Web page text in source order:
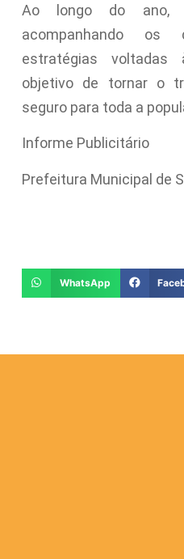
Ao longo do ano,
acompanhando os
estratégias
objetivo de tornar o
seguro para toda a
Informe Publicitário
Prefeitura Municipal de
WhatsApp